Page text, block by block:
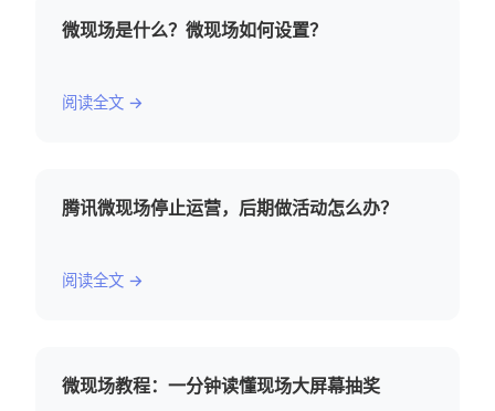
微现场是什么？微现场如何设置？
阅读全文 →
腾讯微现场停止运营，后期做活动怎么办？
阅读全文 →
微现场教程：一分钟读懂现场大屏幕抽奖